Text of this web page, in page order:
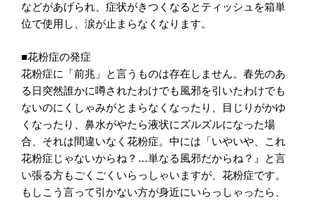
などがあげられ、症状がきつくなるとティッシュを箱単
位で使用し、涙が止まらなくなります。
■花粉症の発症
花粉症に「前兆」と言うものは存在しません。春先のあ
る日突然誰かに噂されたわけでも風邪を引いたわけでも
ないのにくしゃみがとまらなくなったり、目じりがかゆ
くなったり、鼻水がやたら液状にズルズルになった場
合、それは間違いなく花粉症。 中には「いやいや、これ
花粉症じゃないからね？…単なる風邪だからね？』と言
い張る方もごくごくいらっしゃいますが、花粉症です。
もしこう言って引かない方が身近にいらっしゃったら、